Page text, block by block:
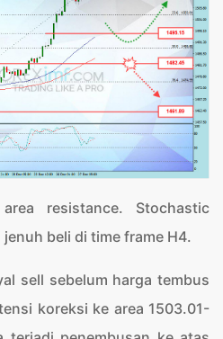
resistance. Stochastic
beli di time frame H4.
sell sebelum harga tembus
koreksi ke area 1503.01-